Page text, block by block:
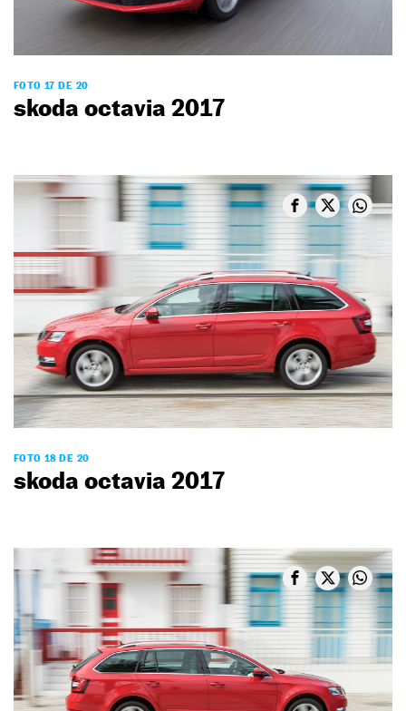
FOTO 17 DE 20
skoda octavia 2017
FOTO 18 DE 20
skoda octavia 2017